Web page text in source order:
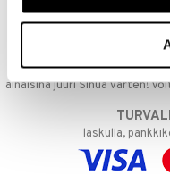
Ostamalla suuria eriä
alhaisina juuri Sinua varten!
laskulla,